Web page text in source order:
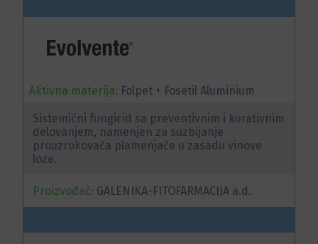
Aktivna materija: Folpet + Fosetil Aluminium
Sistemični fungicid sa preventivnim i kurativnim
delovanjem, namenjen za suzbijanje
prouzrokovača plamenjače u zasadu vinove
loze.
Proizvođač: GALENIKA-FITOFARMACIJA a.d.